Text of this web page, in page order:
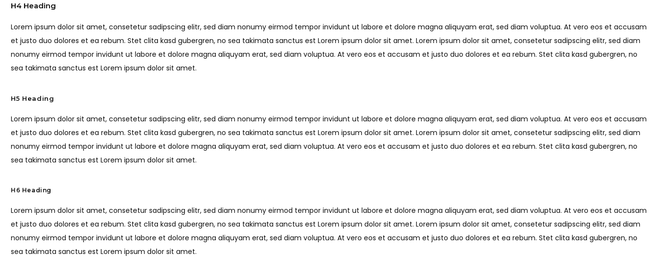
H4 Heading
Lorem ipsum dolor sit amet, consetetur sadipscing elitr, sed diam nonumy eirmod tempor invidunt ut labore et dolore magna aliquyam erat, sed diam voluptua. At vero eos et accusam
et justo duo dolores et ea rebum. Stet clita kasd gubergren, no sea takimata sanctus est Lorem ipsum dolor sit amet. Lorem ipsum dolor sit amet, consetetur sadipscing elitr, sed diam
nonumy eirmod tempor invidunt ut labore et dolore magna aliquyam erat, sed diam voluptua. At vero eos et accusam et justo duo dolores et ea rebum. Stet clita kasd gubergren, no
sea takimata sanctus est Lorem ipsum dolor sit amet.
H5 Heading
Lorem ipsum dolor sit amet, consetetur sadipscing elitr, sed diam nonumy eirmod tempor invidunt ut labore et dolore magna aliquyam erat, sed diam voluptua. At vero eos et accusam
et justo duo dolores et ea rebum. Stet clita kasd gubergren, no sea takimata sanctus est Lorem ipsum dolor sit amet. Lorem ipsum dolor sit amet, consetetur sadipscing elitr, sed diam
nonumy eirmod tempor invidunt ut labore et dolore magna aliquyam erat, sed diam voluptua. At vero eos et accusam et justo duo dolores et ea rebum. Stet clita kasd gubergren, no
sea takimata sanctus est Lorem ipsum dolor sit amet.
H6 Heading
Lorem ipsum dolor sit amet, consetetur sadipscing elitr, sed diam nonumy eirmod tempor invidunt ut labore et dolore magna aliquyam erat, sed diam voluptua. At vero eos et accusam
et justo duo dolores et ea rebum. Stet clita kasd gubergren, no sea takimata sanctus est Lorem ipsum dolor sit amet. Lorem ipsum dolor sit amet, consetetur sadipscing elitr, sed diam
nonumy eirmod tempor invidunt ut labore et dolore magna aliquyam erat, sed diam voluptua. At vero eos et accusam et justo duo dolores et ea rebum. Stet clita kasd gubergren, no
sea takimata sanctus est Lorem ipsum dolor sit amet.